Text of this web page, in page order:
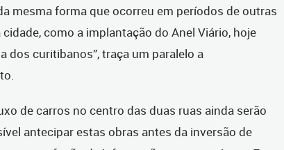
mesma forma que ocorreu em períodos de outras
como a implantação do Anel Viário, hoje
dos curitibanos”, traça um paralelo a
de carros no centro das duas ruas ainda serão
antecipar estas obras antes da inversão de